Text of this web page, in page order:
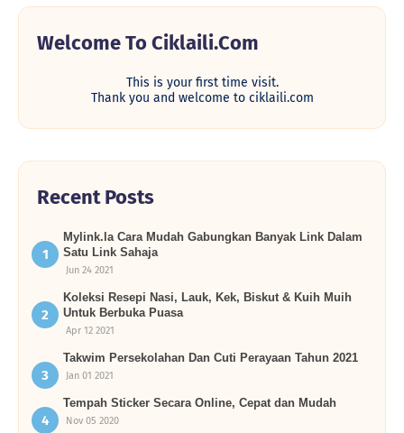
Welcome To Ciklaili.com
This is your first time visit.
Thank you and welcome to ciklaili.com
Recent Posts
Mylink.la Cara Mudah Gabungkan Banyak Link Dalam
Satu Link Sahaja
Jun 24 2021
Koleksi Resepi Nasi, Lauk, Kek, Biskut & Kuih Muih
Untuk Berbuka Puasa
Apr 12 2021
Takwim Persekolahan Dan Cuti Perayaan Tahun 2021
Jan 01 2021
Tempah Sticker Secara Online, Cepat dan Mudah
Nov 05 2020